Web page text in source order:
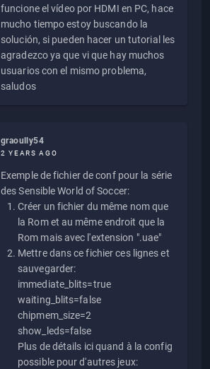
funcione el vídeo por HDMI en PC, hace
mucho tiempo estoy buscando la
solución, si pueden hacer un tutorial les
agradezco ya que vi que hay muchos
usuarios con el mismo problema,
saludos
graoully54
2 YEARS AGO
Exemple de fichier de conf pour la série
des Sensible World of Soccer:
Créer un fichier du même nom que
la Rom et au même endroit que la
Rom mais avec l'extension ".uae"
Mettre dans ce fichier ces lignes et
sauvegarder:
immediate_blits=true
waiting_blits=false
chipmem_size=2
show_leds=false
Plus de détails ici quand à la config
possible pour d'autres jeux: